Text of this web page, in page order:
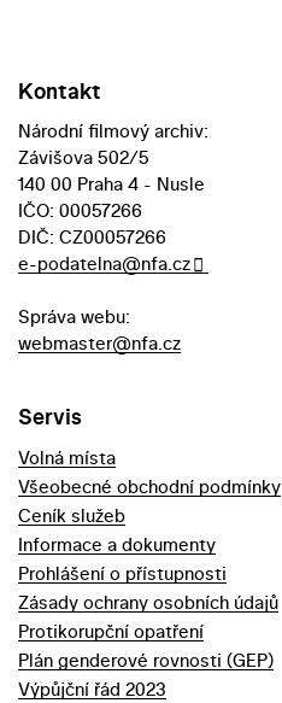
Kontakt
Národní filmový archiv:
Závišova 502/5
140 00 Praha 4 - Nusle
IČO: 00057266
DIČ: CZ00057266
e-podatelna@nfa.cz
Správa webu:
webmaster@nfa.cz
Servis
Volná místa
Všeobecné obchodní podmínky
Ceník služeb
Informace a dokumenty
Prohlášení o přístupnosti
Zásady ochrany osobních údajů
Protikorupční opatření
Plán genderové rovnosti (GEP)
Výpůjční řád 2023